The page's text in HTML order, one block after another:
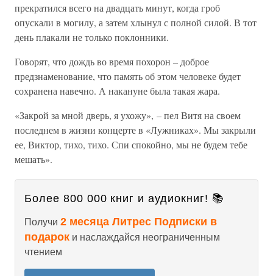
прекратился всего на двадцать минут, когда гроб
опускали в могилу, а затем хлынул с полной силой. В тот
день плакали не только поклонники.
Говорят, что дождь во время похорон – доброе
предзнаменование, что память об этом человеке будет
сохранена навечно. А накануне была такая жара.
«Закрой за мной дверь, я ухожу», – пел Витя на своем
последнем в жизни концерте в «Лужниках». Мы закрыли
ее, Виктор, тихо, тихо. Спи спокойно, мы не будем тебе
мешать».
Более 800 000 книг и аудиокниг! 📚
Получи 2 месяца Литрес Подписки в
подарок и наслаждайся неограниченным
чтением